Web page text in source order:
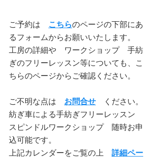
ご予約は こちらのページの下部にあ
るフォームからお願いいたします。
工房の詳細や　ワークショップ　手紡
ぎのフリーレッスン等についても、こ
ちらのページからご確認ください。
ご不明な点は お問合せ ください。
紡ぎ車による手紡ぎフリーレッスン
スピンドルワークショップ　随時お申
込可能です。
上記カレンダーをご覧の上 詳細ペー